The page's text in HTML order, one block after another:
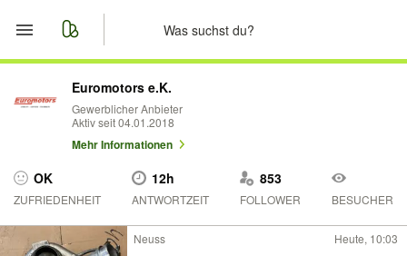
Start
Merkliste
Nachrichten
Euromotors e.K.
Gewerblicher Anbieter
Aktiv seit 04.01.2018
Mehr Informationen
OK
ZUFRIEDENHEIT
12h
ANTWORTZEIT
853
FOLLOWER BESUCHER
Neuss Heute, 10:03